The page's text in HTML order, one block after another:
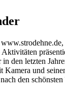
den letzten
Kamera und
den